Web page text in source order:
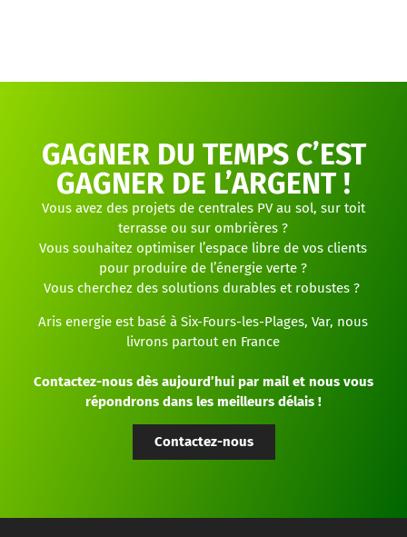
GAGNER DU TEMPS C’EST
GAGNER DE L’ARGENT !
Vous avez des projets de centrales PV au sol, sur toit
terrasse ou sur ombrières ?
Vous souhaitez optimiser l’espace libre de vos clients
pour produire de l’énergie verte ?
Vous cherchez des solutions durables et robustes ?
Aris energie est basé à Six-Fours-les-Plages, Var, nous
livrons partout en France
Contactez-nous dès aujourd’hui par mail et nous vous
répondrons dans les meilleurs délais !
Contactez-nous